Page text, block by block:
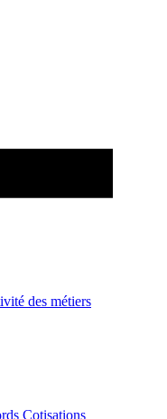
des métiers
Cotisations